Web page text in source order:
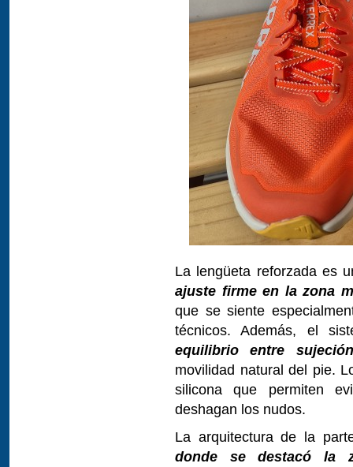
La lengüeta reforzada es
ajuste firme en la zona
que se siente
técnicos. Además, el
equilibrio entre
movilidad natural del pie.
silicona que permiten
deshagan los nudos.
La arquitectura de la
donde se destacó la